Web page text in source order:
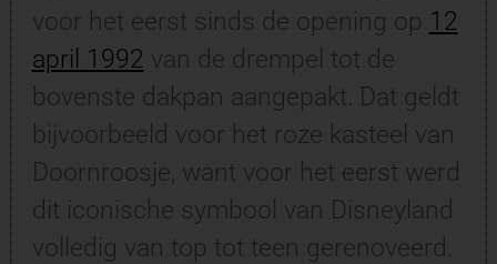
voor het eerst sinds de opening op 12
april 1992 van de drempel tot de
bovenste dakpan aangepakt. Dat geldt
bijvoorbeeld voor het roze kasteel van
Doornroosje, want voor het eerst werd
dit iconische symbool van Disneyland
volledig van top tot teen gerenoveerd.